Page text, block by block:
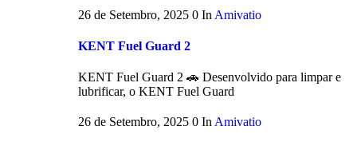
26 de Setembro, 2025 0 In Amivatio
KENT Fuel Guard 2
KENT Fuel Guard 2 🚗 Desenvolvido para limpar e
lubrificar, o KENT Fuel Guard
26 de Setembro, 2025 0 In Amivatio